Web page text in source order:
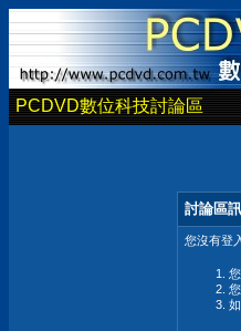
PCDVD數位科技討論區
討論區
您沒有登